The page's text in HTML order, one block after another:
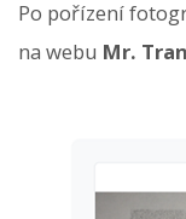
Po pořízení
na webu Mr.